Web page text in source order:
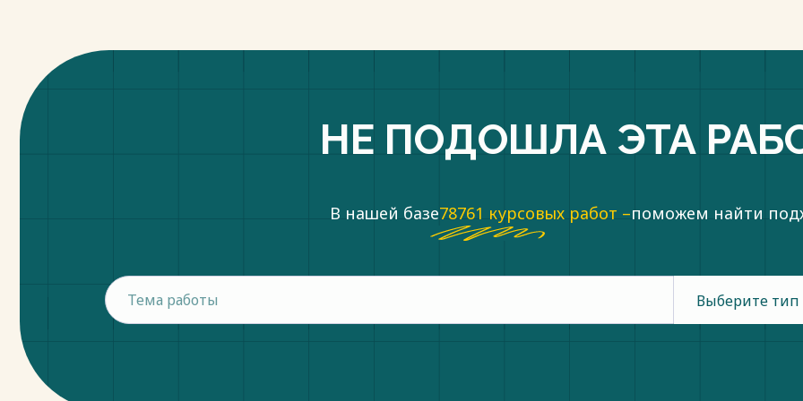
НЕ ПОДОШЛА ЭТА
В нашей базе78761 курсовых работ –поможем найти
Выберите тип